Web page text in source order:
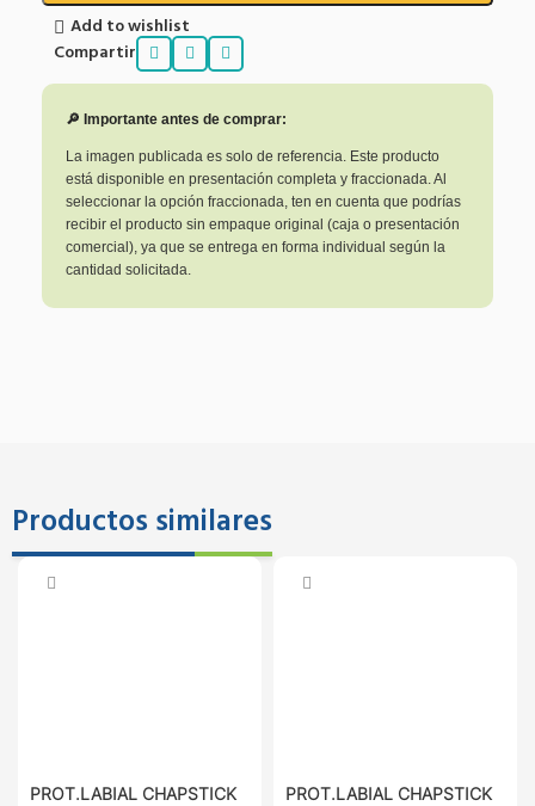
Add to wishlist
Compartir
🔎 Importante antes de comprar:
La imagen publicada es solo de referencia. Este producto
está disponible en presentación completa y fraccionada. Al
seleccionar la opción fraccionada, ten en cuenta que podrías
recibir el producto sin empaque original (caja o presentación
comercial), ya que se entrega en forma individual según la
cantidad solicitada.
Productos similares
PROT.LABIAL CHAPSTICK
PROT.LABIAL CHAPSTICK